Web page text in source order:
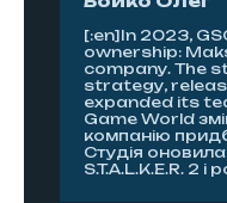
[:en]In 2023,
ownership:
company. The
strategy,
expanded its
Game World
компанію
Студія
S.T.A.L.K.E.R. 2